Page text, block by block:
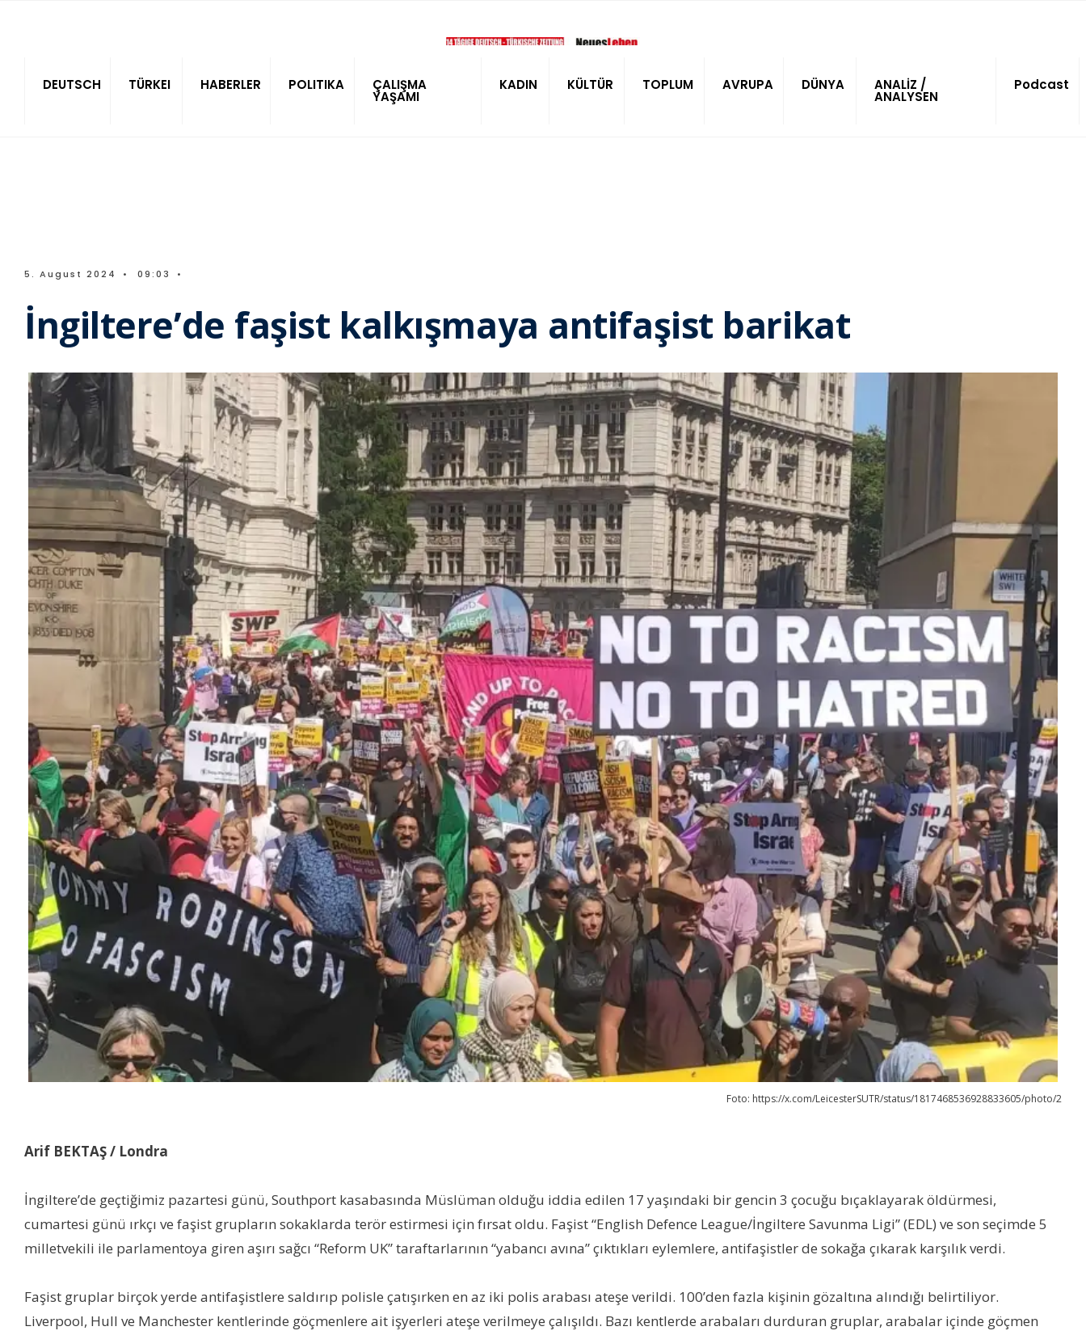
DEUTSCH TÜRKEI HABERLER POLITIKA ÇALIŞMA
YAŞAMI
KADIN KÜLTÜR TOPLUM AVRUPA DÜNYA ANALİZ /
ANALYSEN
Podcast
5. August 2024 • 09:03 •
İngiltere’de faşist kalkışmaya antifaşist barikat
Foto: https://x.com/LeicesterSUTR/status/1817468536928833605/photo/2
Arif BEKTAŞ / Londra
İngiltere’de geçtiğimiz pazartesi günü, Southport kasabasında Müslüman olduğu iddia edilen 17 yaşındaki bir gencin 3 çocuğu bıçaklayarak öldürmesi,
cumartesi günü ırkçı ve faşist grupların sokaklarda terör estirmesi için fırsat oldu. Faşist “English Defence League/İngiltere Savunma Ligi” (EDL) ve son seçimde 5
milletvekili ile parlamentoya giren aşırı sağcı “Reform UK” taraftarlarının “yabancı avına” çıktıkları eylemlere, antifaşistler de sokağa çıkarak karşılık verdi.
Faşist gruplar birçok yerde antifaşistlere saldırıp polisle çatışırken en az iki polis arabası ateşe verildi. 100’den fazla kişinin gözaltına alındığı belirtiliyor.
Liverpool, Hull ve Manchester kentlerinde göçmenlere ait işyerleri ateşe verilmeye çalışıldı. Bazı kentlerde arabaları durduran gruplar, arabalar içinde göçmen